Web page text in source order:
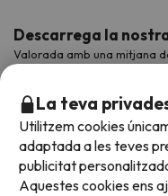
Descarrega la
Valorada amb una mitjana
La teva
Utilitzem cookies
adaptada a les teves
publicitat
Aquestes cookies ens